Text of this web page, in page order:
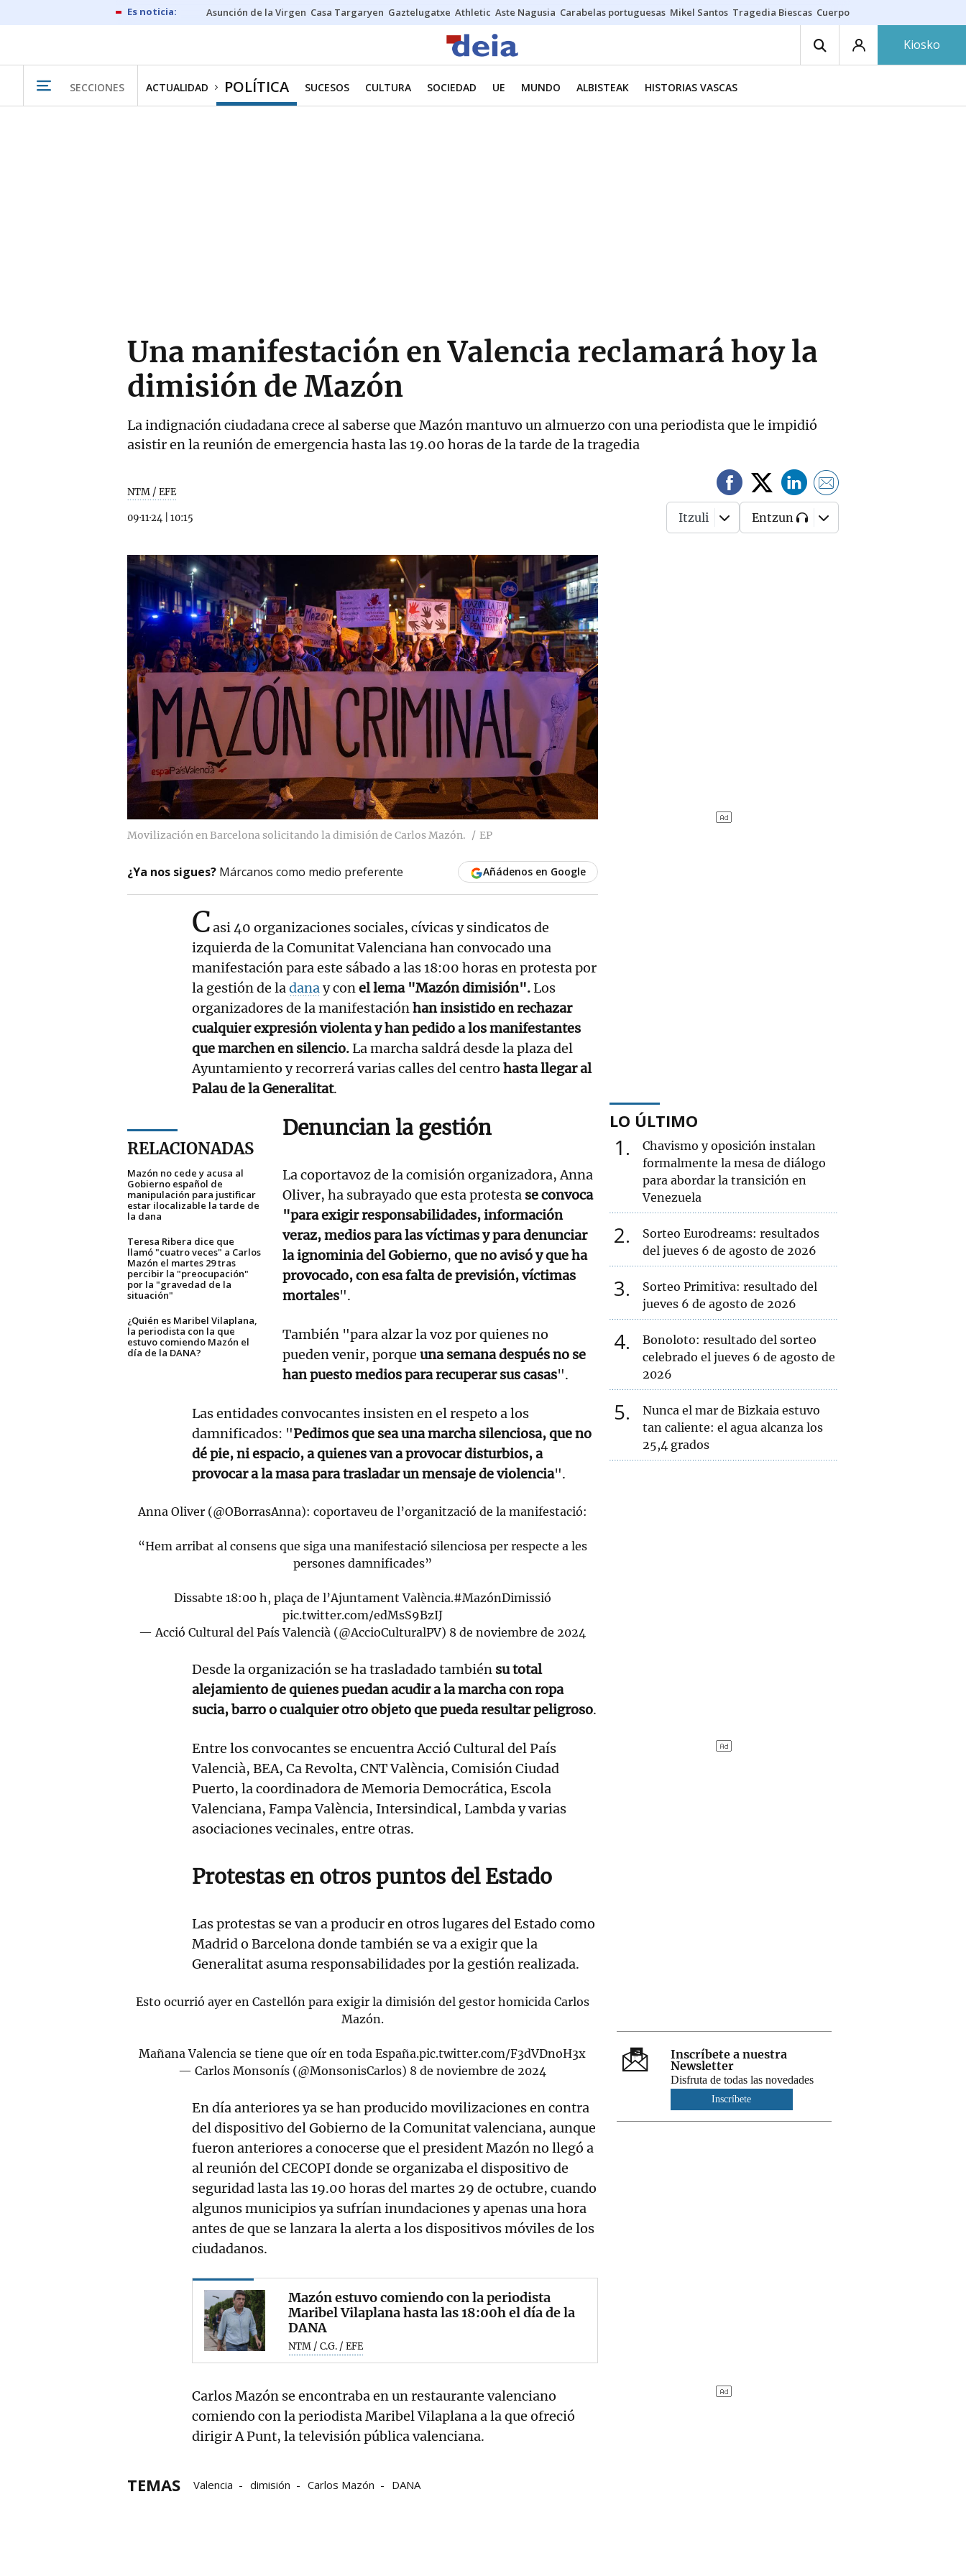
Asunción de la Virgen Casa Targaryen Gaztelugatxe Athletic Aste Nagusia Carabelas portuguesas Mikel Santos Tragedia Biescas Cuerpo ría
Kiosko
SECCIONES ACTUALIDAD POLÍTICA SUCESOS CULTURA SOCIEDAD UE MUNDO ALBISTEAK HISTORIAS VASCAS
Una manifestación en Valencia reclamará hoy la
dimisión de Mazón
La indignación ciudadana crece al saberse que Mazón mantuvo un almuerzo con una periodista que le impidió
asistir en la reunión de emergencia hasta las 19.00 horas de la tarde de la tragedia
NTM / EFE
09·11·24 10:15 Itzuli Entzun
Movilización en Barcelona solicitando la dimisión de Carlos Mazón. EP
¿Ya nos sigues? Márcanos como medio preferente Añádenos en Google
Casi 40 organizaciones sociales, cívicas y sindicatos de
izquierda de la Comunitat Valenciana han convocado una
manifestación para este sábado a las 18:00 horas en protesta por
la gestión de ladanay conel lema "Mazón dimisión".Los
organizadores de la manifestaciónhan insistido en rechazar
cualquier expresión violenta y han pedido a los manifestantes
que marchen en silencio.La marcha saldrá desde la plaza del
Ayuntamiento y recorrerá varias calles del centro hasta llegar al
Palau de la Generalitat.
RELACIONADAS
Mazón no cede y acusa al
Gobierno español de
manipulación para justificar
estar ilocalizable la tarde de
la dana
Teresa Ribera dice que
llamó "cuatro veces" a Carlos
Mazón el martes 29 tras
percibir la "preocupación"
por la "gravedad de la
situación"
¿Quién es Maribel Vilaplana,
la periodista con la que
estuvo comiendo Mazón el
día de la DANA?
Denuncian la gestión
La coportavoz de la comisión organizadora, Anna
Oliver, ha subrayado que esta protesta se convoca
"para exigir responsabilidades, información
veraz, medios para las víctimas y para denunciar
la ignominia del Gobierno, que no avisó y que ha
provocado, con esa falta de previsión, víctimas
mortales".
También "para alzar la voz por quienes no
pueden venir, porqueuna semana después no se
han puesto medios para recuperar sus casas".
Las entidades convocantes insisten en el respeto a los
damnificados: "Pedimos que sea una marcha silenciosa, que no
dé pie, ni espacio, a quienes van a provocar disturbios, a
provocar a la masa para trasladar un mensaje de violencia".
Anna Oliver (@OBorrasAnna): coportaveu de l’organització de la manifestació:
“Hem arribat al consens que siga una manifestació silenciosa per respecte a les
persones damnificades”
Dissabte 18:00 h, plaça de l’Ajuntament València.#MazónDimissió
pic.twitter.com/edMsS9BzIJ
— Acció Cultural del País Valencià (@AccioCulturalPV) 8 de noviembre de 2024
Desde la organización se ha trasladado también su total
alejamiento de quienes puedan acudir a la marcha con ropa
sucia, barro o cualquier otro objeto que pueda resultar peligroso.
Entre los convocantes se encuentra Acció Cultural del País
Valencià, BEA, Ca Revolta, CNT València, Comisión Ciudad
Puerto, la coordinadora de Memoria Democrática, Escola
Valenciana, Fampa València, Intersindical, Lambda y varias
asociaciones vecinales, entre otras.
Protestas en otros puntos del Estado
Las protestas se van a producir en otros lugares del Estado como
Madrid o Barcelona donde también se va a exigir que la
Generalitat asuma responsabilidades por la gestión realizada.
Esto ocurrió ayer en Castellón para exigir la dimisión del gestor homicida Carlos
Mazón.
Mañana Valencia se tiene que oír en toda España.pic.twitter.com/F3dVDnoH3x
— Carlos Monsonís (@MonsonisCarlos) 8 de noviembre de 2024
En día anteriores ya se han producido movilizaciones en contra
del dispositivo del Gobierno de la Comunitat valenciana, aunque
fueron anteriores a conocerse que el president Mazón no llegó a
al reunión del CECOPI donde se organizaba el dispositivo de
seguridad lasta las 19.00 horas del martes 29 de octubre, cuando
algunos municipios ya sufrían inundaciones y apenas una hora
antes de que se lanzara la alerta a los dispositivos móviles de los
ciudadanos.
Mazón estuvo comiendo con la periodista
Maribel Vilaplana hasta las 18:00h el día de la
DANA
NTM / C.G. / EFE
Carlos Mazón se encontraba en un restaurante valenciano
comiendo con la periodista Maribel Vilaplana a la que ofreció
dirigir A Punt, la televisión pública valenciana.
TEMAS Valencia dimisión Carlos Mazón DANA
LO ÚLTIMO
1
Chavismo y oposición instalan
formalmente la mesa de diálogo
para abordar la transición en
Venezuela
2
Sorteo Eurodreams: resultados
del jueves 6 de agosto de 2026
3
Sorteo Primitiva: resultado del
jueves 6 de agosto de 2026
4
Bonoloto: resultado del sorteo
celebrado el jueves 6 de agosto de
2026
5
Nunca el mar de Bizkaia estuvo
tan caliente: el agua alcanza los
25,4 grados
Inscríbete a nuestra
Newsletter
Disfruta de todas las novedades
Inscríbete